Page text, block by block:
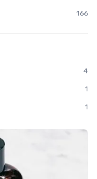
166
4
1
1